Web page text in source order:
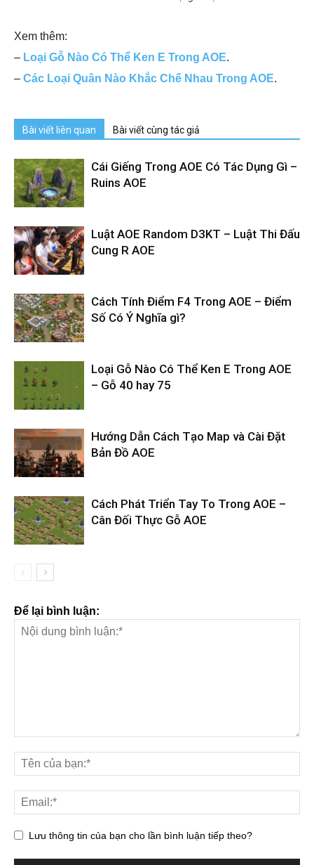
Xem thêm:
– Loại Gỗ Nào Có Thể Ken E Trong AOE.
– Các Loại Quân Nào Khắc Chế Nhau Trong AOE.
Bài viết liên quan Bài viết cùng tác giả
Cái Giếng Trong AOE Có Tác Dụng Gì –
Ruins AOE
Luật AOE Random D3KT – Luật Thi Đấu
Cung R AOE
Cách Tính Điểm F4 Trong AOE – Điểm
Số Có Ý Nghĩa gì?
Loại Gỗ Nào Có Thể Ken E Trong AOE
– Gỗ 40 hay 75
Hướng Dẫn Cách Tạo Map và Cài Đặt
Bản Đồ AOE
Cách Phát Triển Tay To Trong AOE –
Cân Đối Thực Gỗ AOE
Để lại bình luận:
Lưu thông tin của bạn cho lần bình luận tiếp theo?